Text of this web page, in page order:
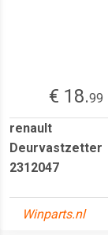
€ 18.99
renault
Deurvastzetter
2312047
Winparts.nl